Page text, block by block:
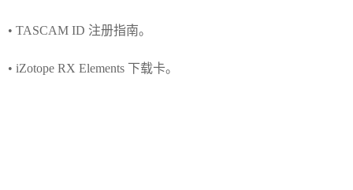
• TASCAM ID 注册指南。
• iZotope RX Elements 下载卡。